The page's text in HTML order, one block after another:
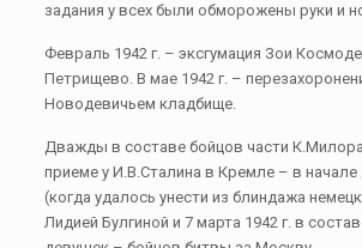
задания у всех были обморожены руки и
Февраль 1942 г. – эксгумация Зои
Петрищево. В мае 1942 г. –
Новодевичьем кладбище.
Дважды в составе бойцов части
приеме у И.В.Сталина в Кремле – в начале
(когда удалось унести из блиндажа
Лидией Булгиной и 7 марта 1942 г. в